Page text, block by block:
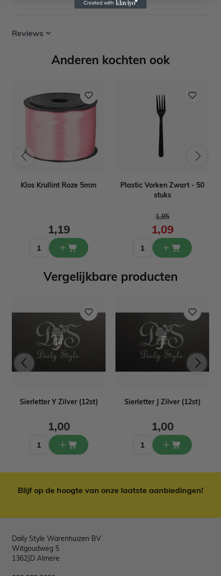
Reviews
Anderen kochten ook
Klos Krullint Roze 5mm
1,19
Plastic Vorken Zwart - 50
stuks
1,09
Normale prijs
1,85
Vergelijkbare producten
Sierletter Y Zilver (12st)
1,00
Sierletter J Zilver (12st)
1,00
Blijf op de hoogte van onze laatste aanbiedingen!
Daily Style Warenhuizen BV
Witgoudweg 5
1362JD Almere